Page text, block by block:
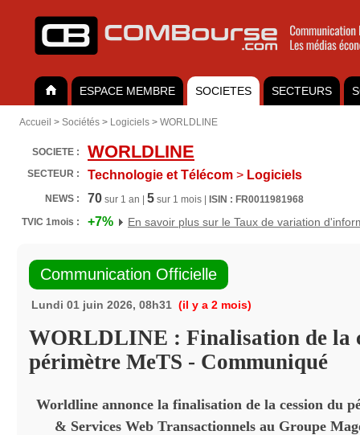
ESPACE MEMBRE SOCIETES SECTEURS
Accueil > Sociétés > Logiciels > WORLDLINE
SOCIETE : WORLDLINE
SECTEUR : Technologie et Télécom > Logiciels
NEWS : 70 sur 1 an | 5 sur 1 mois |
ISIN : FR0011981968
TVIC 1mois :
+7% En savoir plus sur le Taux de variation
Communication Officielle
Lundi 01 juin 2026, 08h31 (il y a 2 mois)
WORLDLINE : Finalisation de la
périmètre MeTS - Communiqué
Worldline annonce la finalisation de la cession du
& Services Web Transactionnels au Groupe